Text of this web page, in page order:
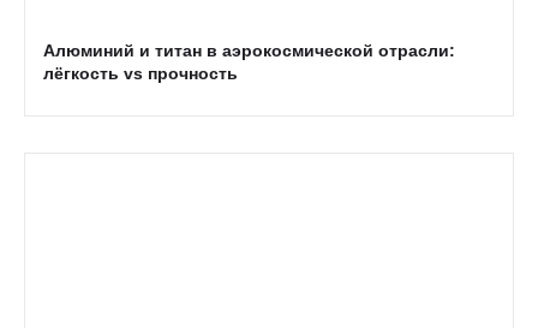
Алюминий и титан в аэрокосмической отрасли:
лёгкость vs прочность